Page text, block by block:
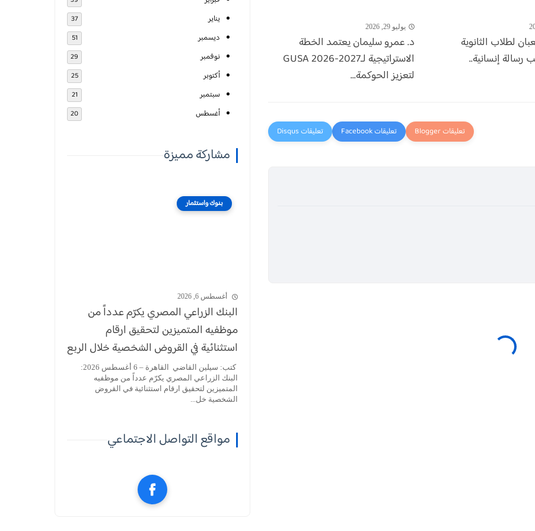
لطلاب الثانوية
رسالة إنسانية..
يوليو 29, 2026
د. عمرو سليمان يعتمد الخطة
الاستراتيجية لـGUSA 2026-2027
لتعزيز الحوكمة...
يناير 37
ديسمبر 51
نوفمبر 29
أكتوبر 25
سبتمبر 21
أغسطس 20
مشاركة مميزة
بنوك واستثمار
أغسطس 6, 2026
البنك الزراعي المصري يكرّم عدداً من
موظفيه المتميزين لتحقيق ارقام
استثنائية في القروض الشخصية خلال الربع
الأول من 2026
كتب: سيلين القاضي القاهرة – 6 أغسطس 2026:
البنك الزراعي المصري يكرّم عدداً من موظفيه
المتميزين لتحقيق ارقام استثنائية في القروض
الشخصية خل...
مواقع التواصل الاجتماعي